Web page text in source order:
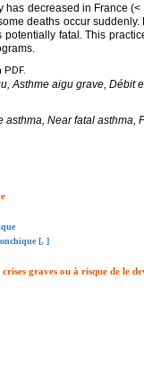
has decreased in France (<
deaths occur
fatal. This
Asthme aigu grave, Débit
asthma, Near fatal asthma,
[, ]
graves ou à risque de le